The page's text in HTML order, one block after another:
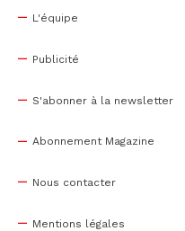
L'équipe
Publicité
S'abonner à la newsletter
Abonnement Magazine
Nous contacter
Mentions légales